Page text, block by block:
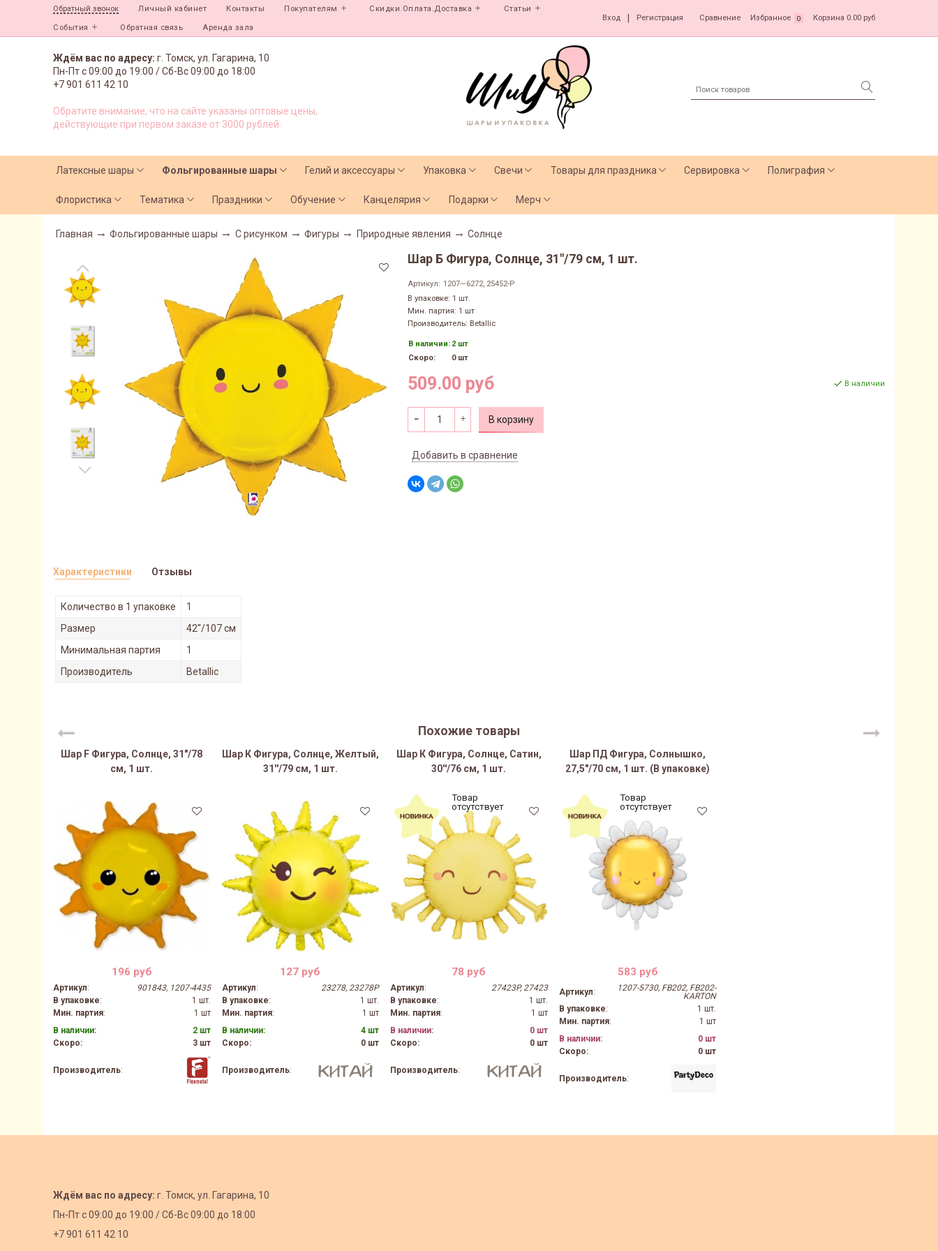
Обратный звонок Личный кабинет Контакты Покупателям Скидки.Оплата.Доставка Статьи
События Обратная связь Аренда зала
Вход Регистрация Сравнение Избранное 0 Корзина 0.00 руб
Ждём вас по адресу: г. Томск, ул. Гагарина, 10
Пн-Пт с09:00 до 19:00 /Сб-Вс 09:00 до 18:00
+7 901 611 42 10
Обратите внимание, что на сайте указаны оптовые цены,
действующие при первом заказе от 3000 рублей.
Латексные шары Фольгированные шары Гелий и аксессуары Упаковка Свечи Товары для праздника Сервировка Полиграфия
Флористика Тематика Праздники Обучение Канцелярия Подарки Мерч
Главная Фольгированные шары С рисунком Фигуры Природные явления Солнце
Шар Б Фигура, Солнце, 31"/79 см, 1 шт.
Артикул: 1207—6272, 25452-P
В упаковке: 1 шт.
Мин. партия: 1 шт
Производитель: Betallic
В наличии: 2 шт
Скоро:
0 шт
509.00 руб В наличии
В корзину
Добавить в сравнение
Характеристики
Количество в 1 упаковке
1
Размер
42''/107 см
Минимальная партия
1
Производитель
Betallic
Отзывы
Похожие товары
Шар F Фигура, Солнце, 31"/78
см, 1 шт.
196 руб
Артикул:
901843, 1207-4435
В упаковке:
1 шт.
Мин. партия:
1 шт
В наличии:
2 шт
Скоро:
3 шт
Производитель:
Шар К Фигура, Солнце, Желтый,
31''/79 см, 1 шт.
127 руб
Артикул:
23278, 23278P
В упаковке:
1 шт.
Мин. партия:
1 шт
В наличии:
4 шт
Скоро:
0 шт
Производитель:
Шар К Фигура, Солнце, Сатин,
30''/76 см, 1 шт.
Товар
отсутствует
78 руб
Артикул:
27423P, 27423
В упаковке:
1 шт.
Мин. партия:
1 шт
В наличии:
0 шт
Скоро:
0 шт
Производитель:
Шар ПД Фигура, Солнышко,
27,5"/70 см, 1 шт. (В упаковке)
Товар
отсутствует
583 руб
Артикул:
1207-5730, FB202, FB202-
KARTON
В упаковке:
1 шт.
Мин. партия:
1 шт
В наличии:
0 шт
Скоро:
0 шт
Производитель:
Ждём вас по адресу: г. Томск, ул. Гагарина, 10
Пн-Пт с09:00 до 19:00 /Сб-Вс 09:00 до 18:00
+7 901 611 42 10